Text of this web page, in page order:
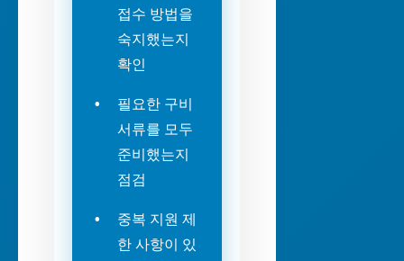
접수 방법을
숙지했는지
확인
필요한 구비
서류를 모두
준비했는지
점검
중복 지원 제
한 사항이 있